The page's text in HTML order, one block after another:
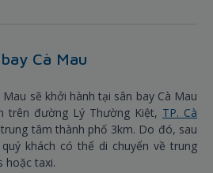
Cà Mau
sẽ khởi hành tại sân bay Cà Mau
trên đường Lý Thường Kiệt, TP. Cà
tâm thành phố 3km. Do đó, sau
khách có thể di chuyển về trung
hoặc taxi.